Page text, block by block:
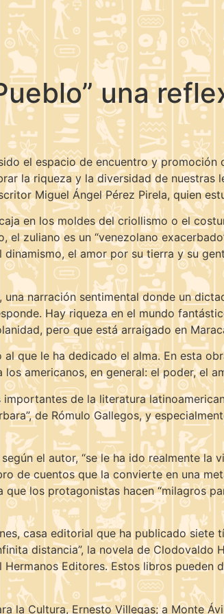
una
el espacio de encuentro y promoción
la riqueza y la diversidad de nuestras
Miguel Ángel Pérez Pirela, quien
en los moldes del criollismo o el
zuliano es un “venezolano
el amor por su tierra y su
narración sentimental donde un
Hay riqueza en el mundo
pero que está arraigado en
que le ha dedicado el alma. En esta
americanos, en general: el poder, el
de la literatura
de Rómulo Gallegos, y
el autor, “se le ha ido realmente la
cuentos que la convierte en una
los protagonistas hacen “milagros
casa editorial que ha publicado siete
distancia”, la novela de Clodovaldo
Editores. Estos libros pueden
la Cultura, Ernesto Villegas; a Monte